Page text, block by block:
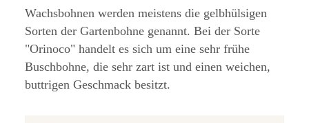
Wachsbohnen werden meistens die gelbhülsigen
Sorten der Gartenbohne genannt. Bei der Sorte
"Orinoco" handelt es sich um eine sehr frühe
Buschbohne, die sehr zart ist und einen weichen,
buttrigen Geschmack besitzt.